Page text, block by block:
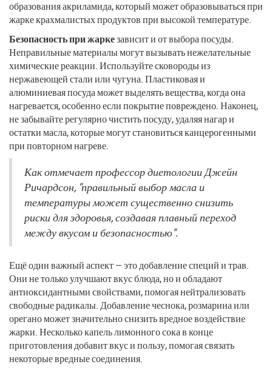
образования акриламида, который может образовываться при
жарке крахмалистых продуктов при высокой температуре.
Безопасность при жаркезависит и от выбора посуды.
Неправильные материалы могут вызывать нежелательные
химические реакции. Используйте сковороды из
нержавеющей стали или чугуна. Пластиковая и
алюминиевая посуда может выделять вещества, когда она
нагревается, особенно если покрытие повреждено. Наконец,
не забывайте регулярно чистить посуду, удаляя нагар и
остатки масла, которые могут становиться канцерогенными
при повторном нагреве.
Как отмечает профессор диетологии Джейн
Ричардсон, "правильный выбор масла и
температуры может существенно снизить
риски для здоровья, создавая плавный переход
между вкусом и безопасностью".
Ещё один важный аспект — это добавление специй и трав.
Они не только улучшают вкус блюда, но и обладают
антиоксидантными свойствами, помогая нейтрализовать
свободные радикалы. Добавление чеснока, розмарина или
орегано может значительно снизить вредное воздействие
жарки. Несколько капель лимонного сока в конце
приготовления добавит вкус и пользу, помогая связать
некоторые вредные соединения.